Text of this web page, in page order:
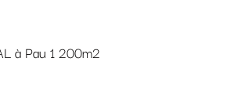
à Pau 1 200m2